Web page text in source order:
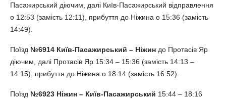
Пасажирський діючим, далі Київ-Пасажирський відправлення
о 12:53 (замість 12:11), прибуття до Ніжина о 15:36 (замість
14:49).
Поїзд №6914 Київ-Пасажирський – Ніжин до Протасів Яр
діючим, далі Протасів Яр 15:34 – 15:36 (замість 14:13 –
14:15), прибуття до Ніжина о 18:14 (замість 16:52).
Поїзд №6923 Ніжин – Київ-Пасажирський 15:44 – 18:16